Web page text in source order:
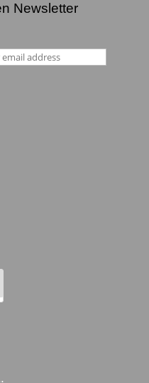
Newsletter